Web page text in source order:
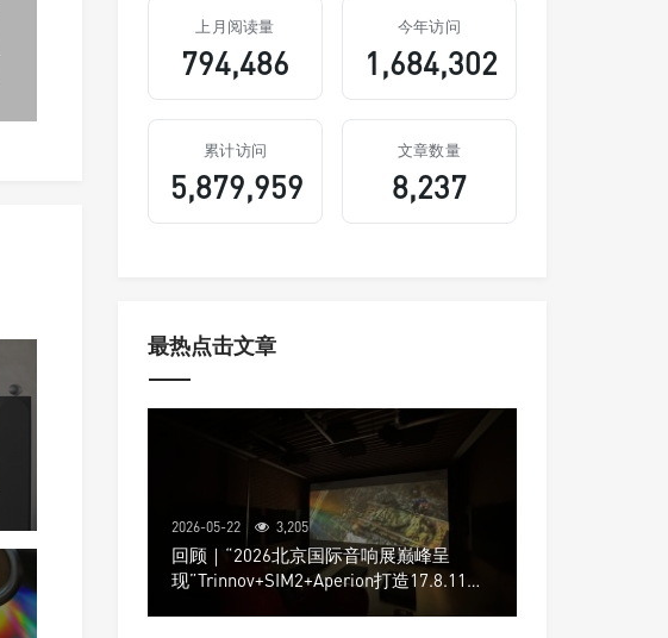
上月阅读量
794,486
今年访问
1,684,302
累计访问
5,879,959
文章数量
8,237
最热点击文章
2026-05-22 3,205
回顾｜“2026北京国际音响展巅峰呈
现”Trinnov+SIM2+Aperion打造17.8.11声